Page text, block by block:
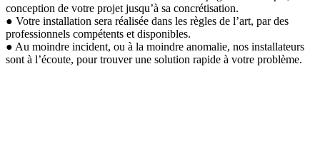
conception de votre projet jusqu’à sa concrétisation.
● Votre installation sera réalisée dans les règles de l’art, par des
professionnels compétents et disponibles.
● Au moindre incident, ou à la moindre anomalie, nos installateurs
sont à l’écoute, pour trouver une solution rapide à votre problème.